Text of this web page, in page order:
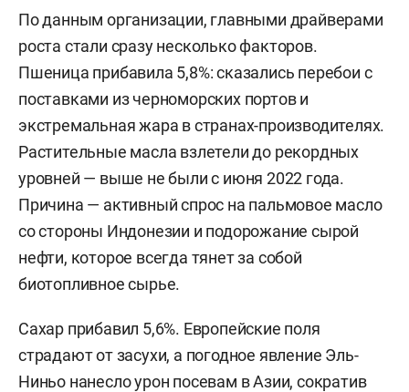
По данным организации, главными драйверами
роста стали сразу несколько факторов.
Пшеница прибавила 5,8%: сказались перебои с
поставками из черноморских портов и
экстремальная жара в странах-производителях.
Растительные масла взлетели до рекордных
уровней — выше не были с июня 2022 года.
Причина — активный спрос на пальмовое масло
со стороны Индонезии и подорожание сырой
нефти, которое всегда тянет за собой
биотопливное сырье.
Сахар прибавил 5,6%. Европейские поля
страдают от засухи, а погодное явление Эль-
Ниньо нанесло урон посевам в Азии, сократив